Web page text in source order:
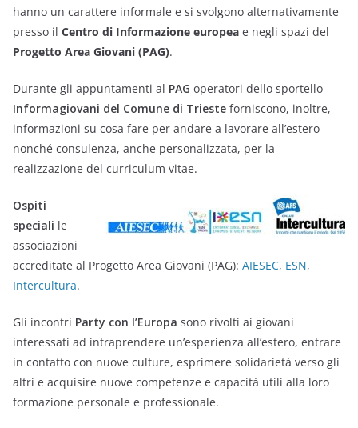
hanno un carattere informale e si svolgono alternativamente
presso il Centro di Informazione europea e negli spazi del
Progetto Area Giovani (PAG).
Durante gli appuntamenti al PAG operatori dello sportello
Informagiovani del Comune di Trieste forniscono, inoltre,
informazioni su cosa fare per andare a lavorare all’estero
nonché consulenza, anche personalizzata, per la
realizzazione del curriculum vitae.
Ospiti
speciali le
associazioni
accreditate al Progetto Area Giovani (PAG): AIESEC, ESN,
Intercultura.
Gli incontri Party con l’Europa sono rivolti ai giovani
interessati ad intraprendere un’esperienza all’estero, entrare
in contatto con nuove culture, esprimere solidarietà verso gli
altri e acquisire nuove competenze e capacità utili alla loro
formazione personale e professionale.